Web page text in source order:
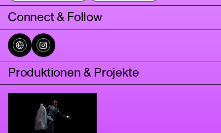
Connect & Follow
Produktionen & Projekte